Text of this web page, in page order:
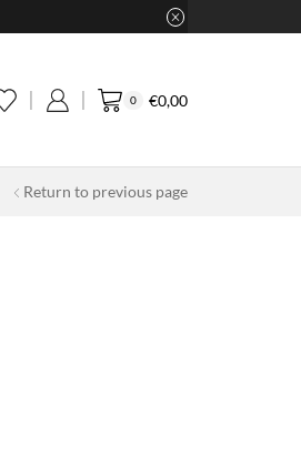
0 €0,00
Return to previous page